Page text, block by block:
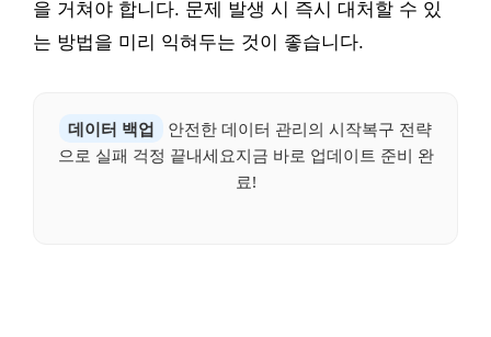
을 거쳐야 합니다. 문제 발생 시 즉시 대처할 수 있
는 방법을 미리 익혀두는 것이 좋습니다.
데이터 백업
안전한 데이터 관리의 시작복구 전략
으로 실패 걱정 끝내세요지금 바로 업데이트 준비 완
료!